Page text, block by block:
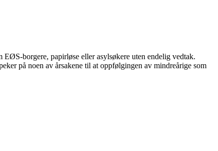
borgere, papirløse eller asylsøkere uten endelig vedtak.
på noen av årsakene til at oppfølgingen av mindreårige som